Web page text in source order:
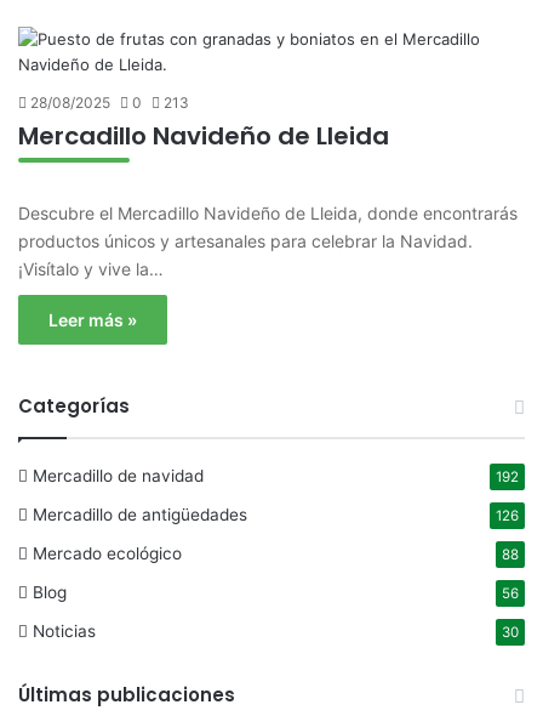
28/08/2025 0 213
Mercadillo Navideño de Lleida
Descubre el Mercadillo Navideño de Lleida, donde encontrarás
productos únicos y artesanales para celebrar la Navidad.
¡Visítalo y vive la…
Leer más »
Categorías
Mercadillo de navidad 192
Mercadillo de antigüedades 126
Mercado ecológico 88
Blog 56
Noticias 30
Últimas publicaciones